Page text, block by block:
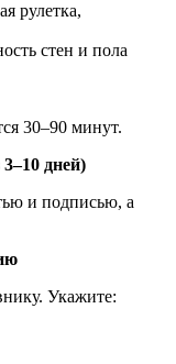
рулетка,
стен и пола
30–90 минут.
дней)
и подписью, а
Укажите: